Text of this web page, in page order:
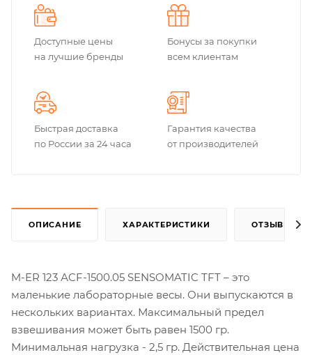
Доступные цены
на лучшие бренды
Бонусы за покупки
всем клиентам
Быстрая доставка
по России за 24 часа
Гарантия качества
от производителей
ОПИСАНИЕ ХАРАКТЕРИСТИКИ ОТЗЫВЫ
M-ER 123 АCF-1500.05 SENSOMATIC TFT – это
маленькие лабораторные весы. Они выпускаются в
нескольких вариантах. Максимальный предел
взвешивания может быть равен 1500 гр.
Минимальная нагрузка - 2,5 гр. Действительная цена